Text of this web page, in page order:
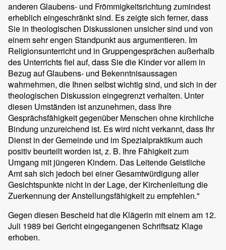
anderen Glaubens- und Frömmigkeitsrichtung zumindest
erheblich eingeschränkt sind. Es zeigte sich ferner, dass
Sie in theologischen Diskussionen unsicher sind und von
einem sehr engen Standpunkt aus argumentieren. Im
Religionsunterricht und in Gruppengesprächen außerhalb
des Unterrichts fiel auf, dass Sie die Kinder vor allem in
Bezug auf Glaubens- und Bekenntnisaussagen
wahrnehmen, die Ihnen selbst wichtig sind, und sich in der
theologischen Diskussion eingegrenzt verhalten. Unter
diesen Umständen ist anzunehmen, dass Ihre
Gesprächsfähigkeit gegenüber Menschen ohne kirchliche
Bindung unzureichend ist. Es wird nicht verkannt, dass Ihr
Dienst in der Gemeinde und im Spezialpraktikum auch
positiv beurteilt worden ist, z. B. Ihre Fähigkeit zum
Umgang mit jüngeren Kindern. Das Leitende Geistliche
Amt sah sich jedoch bei einer Gesamtwürdigung aller
Gesichtspunkte nicht in der Lage, der Kirchenleitung die
Zuerkennung der Anstellungsfähigkeit zu empfehlen."
Gegen diesen Bescheid hat die Klägerin mit einem am 12.
Juli 1989 bei Gericht eingegangenen Schriftsatz Klage
erhoben.